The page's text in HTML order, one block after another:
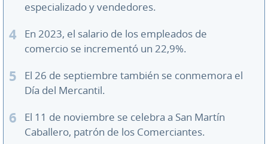
especializado y vendedores.
En 2023, el salario de los empleados de
comercio se incrementó un 22,9%.
El 26 de septiembre también se conmemora el
Día del Mercantil.
El 11 de noviembre se celebra a San Martín
Caballero, patrón de los Comerciantes.